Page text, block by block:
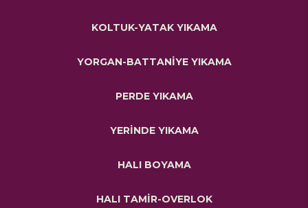
KOLTUK-YATAK YIKAMA
YORGAN-BATTANİYE YIKAMA
PERDE YIKAMA
YERİNDE YIKAMA
HALI BOYAMA
HALI TAMİR-OVERLOK